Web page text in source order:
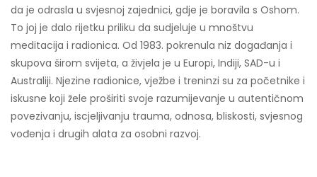
da je odrasla u svjesnoj zajednici, gdje je boravila s Oshom.
To joj je dalo rijetku priliku da sudjeluje u mnoštvu
meditacija i radionica. Od 1983. pokrenula niz događanja i
skupova širom svijeta, a živjela je u Europi, Indiji, SAD-u i
Australiji. Njezine radionice, vježbe i treninzi su za početnike i
iskusne koji žele proširiti svoje razumijevanje u autentičnom
povezivanju, iscjeljivanju trauma, odnosa, bliskosti, svjesnog
vođenja i drugih alata za osobni razvoj.